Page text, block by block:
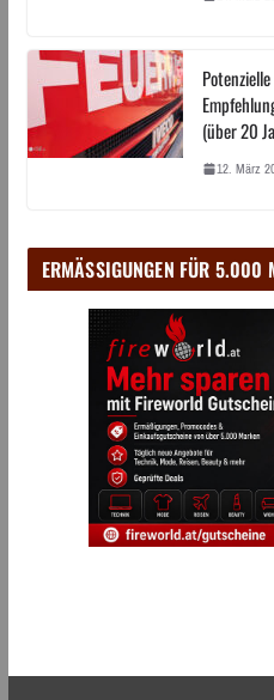
(über 20
12. März
ERMÄSSIGUNGEN FÜR 5.000